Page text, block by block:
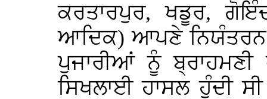
ਕਰਤਾਰਪੁਰ, ਖਡੂਰ,
ਆਦਿਕ) ਆਪਣੇ ਨਿਯੰਤਰਨ
ਪੁਜਾਰੀਆਂ ਨੂੰ
ਸਿਖਲਾਈ ਹਾਸਲ ਹੁੰਦੀ